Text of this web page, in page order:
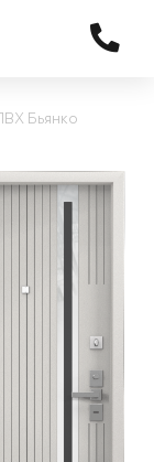
Бьянко